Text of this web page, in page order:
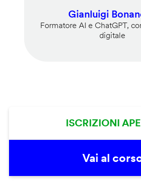
Gianluigi
Formatore AI e ChatGPT,
digitale
ISCRIZIONI
Vai al